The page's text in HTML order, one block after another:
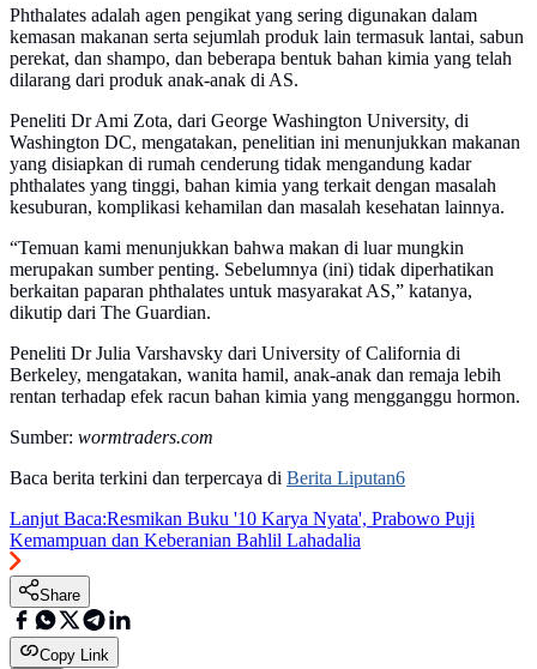
Phthalates adalah agen pengikat yang sering digunakan dalam
kemasan makanan serta sejumlah produk lain termasuk lantai, sabun
perekat, dan shampo, dan beberapa bentuk bahan kimia yang telah
dilarang dari produk anak-anak di AS.
Peneliti Dr Ami Zota, dari George Washington University, di
Washington DC, mengatakan, penelitian ini menunjukkan makanan
yang disiapkan di rumah cenderung tidak mengandung kadar
phthalates yang tinggi, bahan kimia yang terkait dengan masalah
kesuburan, komplikasi kehamilan dan masalah kesehatan lainnya.
“Temuan kami menunjukkan bahwa makan di luar mungkin
merupakan sumber penting. Sebelumnya (ini) tidak diperhatikan
berkaitan paparan phthalates untuk masyarakat AS,” katanya,
dikutip dari The Guardian.
Peneliti Dr Julia Varshavsky dari University of California di
Berkeley, mengatakan, wanita hamil, anak-anak dan remaja lebih
rentan terhadap efek racun bahan kimia yang mengganggu hormon.
Sumber: wormtraders.com
Baca berita terkini dan terpercaya di Berita Liputan6
Lanjut Baca:Resmikan Buku '10 Karya Nyata', Prabowo Puji
Kemampuan dan Keberanian Bahlil Lahadalia
Share
Copy Link